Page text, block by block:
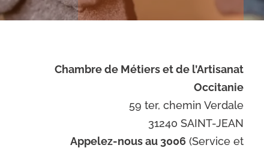
Chambre de Métiers et de l’Artisanat
Occitanie
59 ter, chemin Verdale
31240 SAINT-JEAN
Appelez-nous au 3006 (Service et